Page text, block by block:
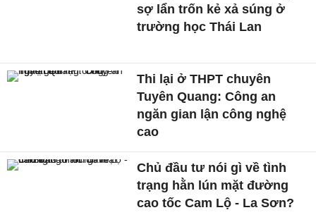
sợ lẩn trốn kẻ xả súng ở
trường học Thái Lan
Thi lại ở THPT chuyên
Tuyên Quang: Công an
ngăn gian lận công nghệ
cao
Chủ đầu tư nói gì về tình
trạng hằn lún mặt đường
cao tốc Cam Lộ - La Sơn?